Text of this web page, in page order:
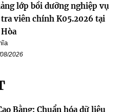
lớp bồi dưỡng nghiệp vụ
viên chính K05.2026 tại
2026
Bằng: Chuẩn hóa dữ liệu